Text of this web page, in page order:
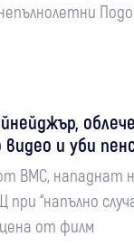
и уби
ВМС, нападнат
“напълно
от филм